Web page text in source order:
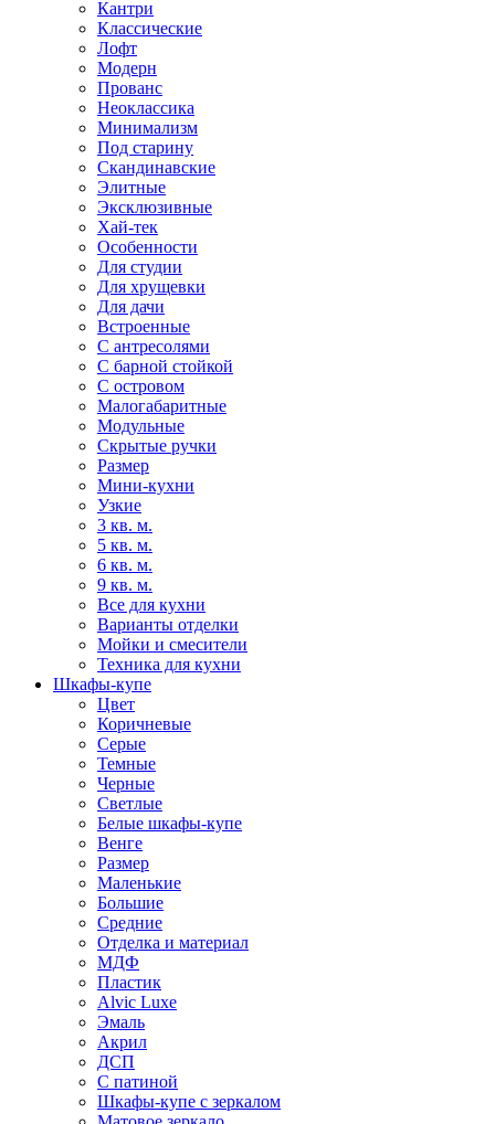
Кантри
Классические
Лофт
Модерн
Прованс
Неоклассика
Минимализм
Под старину
Скандинавские
Элитные
Эксклюзивные
Хай-тек
Особенности
Для студии
Для хрущевки
Для дачи
Встроенные
С антресолями
С барной стойкой
С островом
Малогабаритные
Модульные
Скрытые ручки
Размер
Мини-кухни
Узкие
3 кв. м.
5 кв. м.
6 кв. м.
9 кв. м.
Все для кухни
Варианты отделки
Мойки и смесители
Техника для кухни
Шкафы-купе
Цвет
Коричневые
Серые
Темные
Черные
Светлые
Белые шкафы-купе
Венге
Размер
Маленькие
Большие
Средние
Отделка и материал
МДФ
Пластик
Alvic Luxe
Эмаль
Акрил
ДСП
С патиной
Шкафы-купе с зеркалом